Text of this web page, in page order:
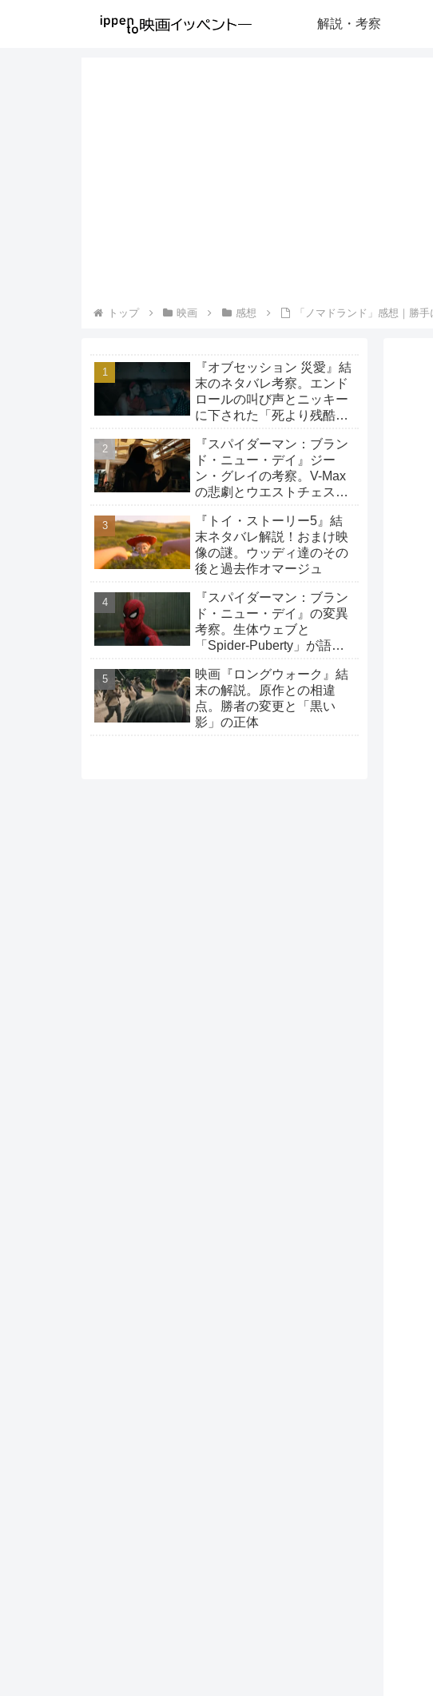
解説・考察
トップ 映画 感想 「ノマドランド」感想｜勝
『オブセッション 災愛』結
末のネタバレ考察。エンド
ロールの叫び声とニッキー
に下された「死より残酷な
『スパイダーマン：ブラン
ド・ニュー・デイ』ジー
ン・グレイの考察。V-Max
の悲劇とウエストチェスタ
『トイ・ストーリー5』結
末ネタバレ解説！おまけ映
像の謎。ウッディ達のその
後と過去作オマージュ
『スパイダーマン：ブラン
ド・ニュー・デイ』の変異
考察。生体ウェブと
「Spider-Puberty」が語る
映画『ロングウォーク』結
末の解説。原作との相違
点。勝者の変更と「黒い
影」の正体